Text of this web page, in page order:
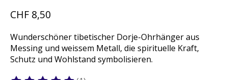
CHF 8,50
Wunderschöner tibetischer Dorje-Ohrhänger aus
Messing und weissem Metall, die spirituelle Kraft,
Schutz und Wohlstand symbolisieren.